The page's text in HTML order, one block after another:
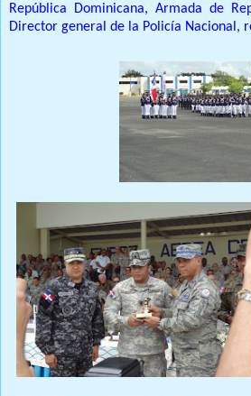
República Dominicana, Armada de
Director general de la Policía Nacional,